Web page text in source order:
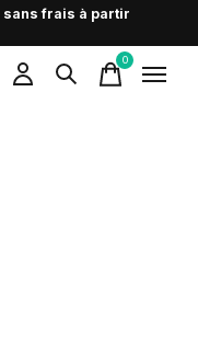
sans frais à partir
0items